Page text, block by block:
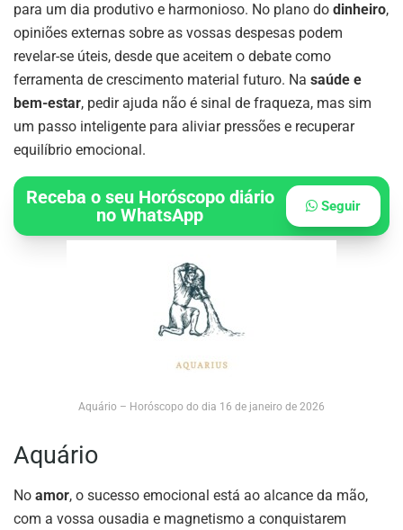
para um dia produtivo e harmonioso. No plano do dinheiro,
opiniões externas sobre as vossas despesas podem
revelar-se úteis, desde que aceitem o debate como
ferramenta de crescimento material futuro. Na saúde e
bem-estar, pedir ajuda não é sinal de fraqueza, mas sim
um passo inteligente para aliviar pressões e recuperar
equilíbrio emocional.
Receba o seu Horóscopo diário
no WhatsApp
Seguir
Aquário – Horóscopo do dia 16 de janeiro de 2026
Aquário
No amor, o sucesso emocional está ao alcance da mão,
com a vossa ousadia e magnetismo a conquistarem